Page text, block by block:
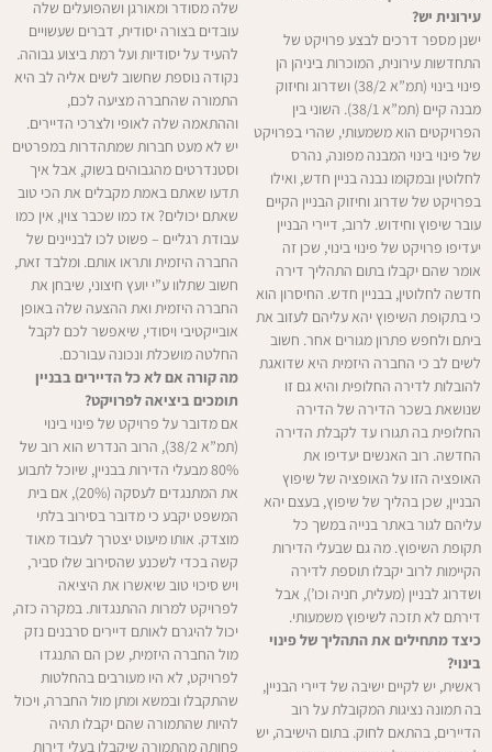
עירונית יש?
ישנן מספר דרכים לבצע פרויקט של
התחדשות עירונית, המוכרות ביניהן הן
פינוי בינוי (תמ”א 38/2) ושדרוג וחיזוק
מבנה קיים (תמ”א 38/1). השוני בין
הפרויקטים הוא משמעותי, שהרי בפרויקט
של פינוי בינוי המבנה מפונה, נהרס
לחלוטין ובמקומו נבנה בניין חדש, ואילו
בפרויקט של שדרוג וחיזוק הבניין הקיים
עובר שיפוץ וחידוש. לרוב, דיירי הבניין
יעדיפו פרויקט של פינוי בינוי, שכן זה
אומר שהם יקבלו בתום התהליך דירה
חדשה לחלוטין, בבניין חדש. החיסרון הוא
כי בתקופת השיפוץ יהא עליהם לעזוב את
ביתם ולחפש פתרון מגורים אחר. חשוב
לשים לב כי החברה היזמית היא שדואגת
להובלות לדירה החלופית והיא גם זו
שנושאת בשכר הדירה של הדירה
החלופית בה תגורו עד לקבלת הדירה
החדשה. רוב האנשים יעדיפו את
האופציה הזו על האופציה של שיפוץ
הבניין, שכן בהליך של שיפוץ, בעצם יהא
עליהם לגור באתר בנייה במשך כל
תקופת השיפוץ. מה גם שבעלי הדירות
הקיימות לרוב יקבלו תוספת לדירה
ושדרוג לבניין (מעלית, חניה וכו’), אבל
דירתם לא תזכה לשיפוץ משמעותי.
כיצד מתחילים את התהליך של פינוי
בינוי?
ראשית, יש לקיים ישיבה של דיירי הבניין,
בה תמונה נציגות המקובלת על רוב
הדיירים, בהתאם לחוק. בתום הישיבה, יש
שלה מסודר ומאורגן ושהפועלים שלה
עובדים בצורה יסודית, דברים שעשויים
להעיד על יסודיות ועל רמת ביצוע גבוהה.
נקודה נוספת שחשוב לשים אליה לב היא
התמורה שהחברה מציעה לכם,
וההתאמה שלה לאופי ולצרכי הדיירים.
יש לא מעט חברות שמתהדרות במפרטים
וסטנדרטים מהגבוהים בשוק, אבל איך
תדעו שאתם באמת מקבלים את הכי טוב
שאתם יכולים? אז כמו שכבר צוין, אין כמו
עבודת רגליים – פשוט לכו לבניינים של
החברה היזמית ותראו אותם. ומלבד זאת,
חשוב שתלוו ע”י יועץ חיצוני, שיבחן את
החברה היזמית ואת ההצעה שלה באופן
אובייקטיבי ויסודי, שיאפשר לכם לקבל
החלטה מושכלת ונכונה עבורכם.
מה קורה אם לא כל הדיירים בבניין
תומכים ביציאה לפרויקט?
אם מדובר על פרויקט של פינוי בינוי
(תמ”א 38/2), הרוב הנדרש הוא רוב של
80% מבעלי הדירות בבניין, שיוכל לתבוע
את המתנגדים לעסקה (20%), אם בית
המשפט יקבע כי מדובר בסירוב בלתי
מוצדק. אותו מיעוט יצטרך לעבוד מאוד
קשה בכדי לשכנע שהסירוב שלו סביר,
ויש סיכוי טוב שיאשרו את היציאה
לפרויקט למרות ההתנגדות. במקרה כזה,
יכול להיגרם לאותם דיירים סרבנים נזק
מול החברה היזמית, שכן הם התנגדו
לפרויקט, לא היו מעורבים בהחלטות
שהתקבלו ובמשא ומתן מול החברה, ויכול
להיות שהתמורה שהם יקבלו תהיה
פחותה מהתמורה שיקבלו בעלי דירות